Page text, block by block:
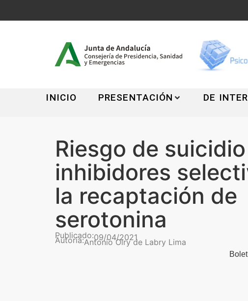
INICIO PRESENTACIÓN DE
Riesgo de
inhibidores
la recaptación de
serotonina
Publicado:09/04/2021
Autoría:Antonio Olry de Labry Lima